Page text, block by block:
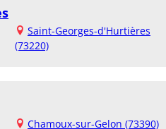
Saint-Georges-d'Hurtières
(73220)
Chamoux-sur-Gelon (73390)